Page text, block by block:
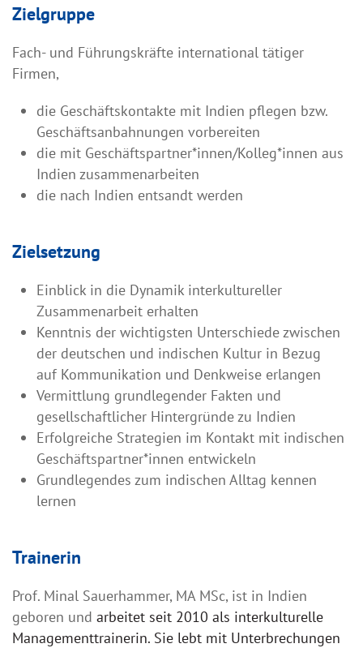
Zielgruppe
Fach- und Führungskräfte international tätiger
Firmen,
die Geschäftskontakte mit Indien pflegen bzw.
Geschäftsanbahnungen vorbereiten
die mit Geschäftspartner*innen/Kolleg*innen aus
Indien zusammenarbeiten
die nach Indien entsandt werden
Zielsetzung
Einblick in die Dynamik interkultureller
Zusammenarbeit erhalten
Kenntnis der wichtigsten Unterschiede zwischen
der deutschen und indischen Kultur in Bezug
auf Kommunikation und Denkweise erlangen
Vermittlung grundlegender Fakten und
gesellschaftlicher Hintergründe zu Indien
Erfolgreiche Strategien im Kontakt mit indischen
Geschäftspartner*innen entwickeln
Grundlegendes zum indischen Alltag kennen
lernen
Trainerin
Prof. Minal Sauerhammer, MA MSc, ist in Indien
geboren und arbeitet seit 2010 als interkulturelle
Managementtrainerin. Sie lebt mit Unterbrechungen